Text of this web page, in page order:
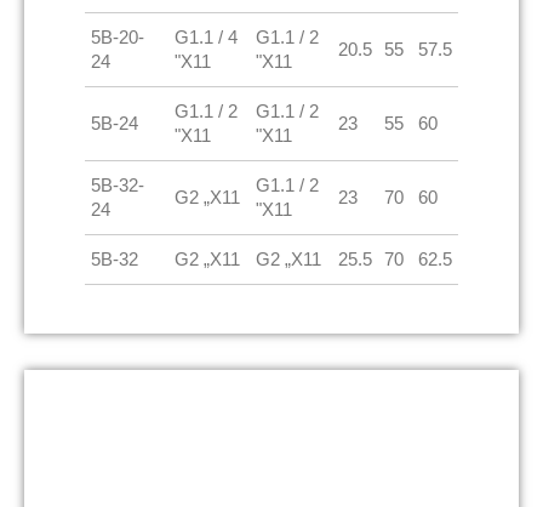
5B-20-
24
G1.1 / 4
"X11
G1.1 / 2
"X11
20.5 55 57.5
5B-24
G1.1 / 2
"X11
G1.1 / 2
"X11
23 55 60
5B-32-
24
G2 „X11
G1.1 / 2
"X11
23 70 60
5B-32 G2 „X11 G2 „X11 25.5 70 62.5